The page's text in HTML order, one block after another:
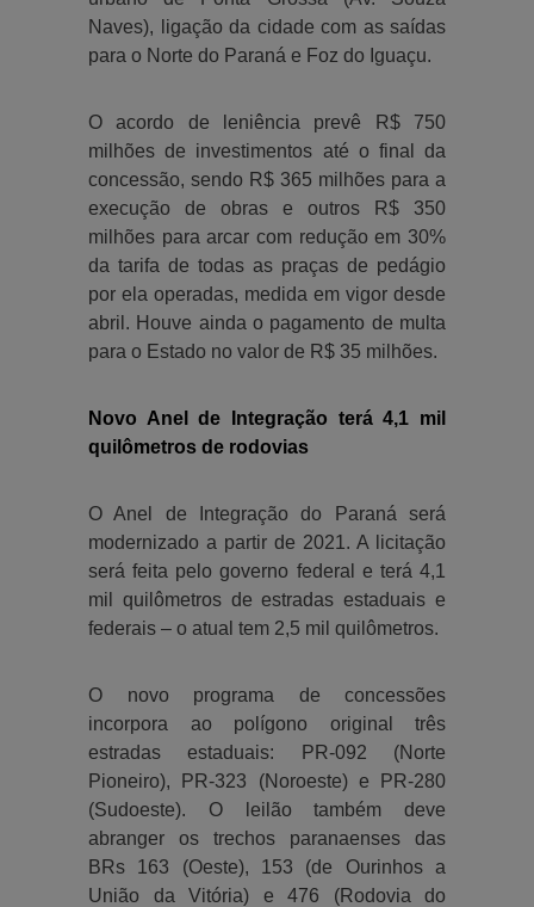
Naves), ligação da cidade com as saídas
para o Norte do Paraná e Foz do Iguaçu.
O acordo de leniência prevê R$ 750
milhões de investimentos até o final da
concessão, sendo R$ 365 milhões para a
execução de obras e outros R$ 350
milhões para arcar com redução em 30%
da tarifa de todas as praças de pedágio
por ela operadas, medida em vigor desde
abril. Houve ainda o pagamento de multa
para o Estado no valor de R$ 35 milhões.
Novo Anel de Integração terá 4,1 mil
quilômetros de rodovias
O Anel de Integração do Paraná será
modernizado a partir de 2021. A licitação
será feita pelo governo federal e terá 4,1
mil quilômetros de estradas estaduais e
federais – o atual tem 2,5 mil quilômetros.
O novo programa de concessões
incorpora ao polígono original três
estradas estaduais: PR-092 (Norte
Pioneiro), PR-323 (Noroeste) e PR-280
(Sudoeste). O leilão também deve
abranger os trechos paranaenses das
BRs 163 (Oeste), 153 (de Ourinhos a
União da Vitória) e 476 (Rodovia do